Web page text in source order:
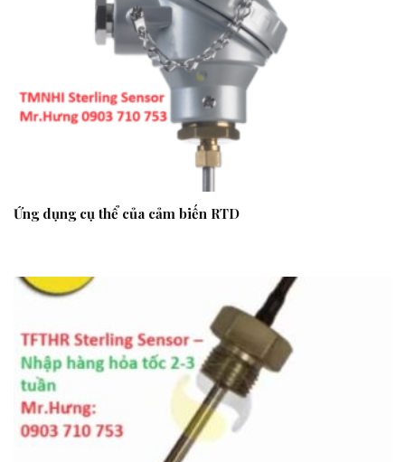
Ứng dụng cụ thể của cảm biến RTD